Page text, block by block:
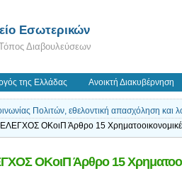
Εσωτερικών
Διαβουλεύσεων
της Ελλάδας Ανοικτή Διακυβέρνηση
Πολιτών, εθελοντική απασχόληση και
ΟΚοιΠ Άρθρο 15 Χρηματοοικονομικές
ΟΚοιΠ Άρθρο 15